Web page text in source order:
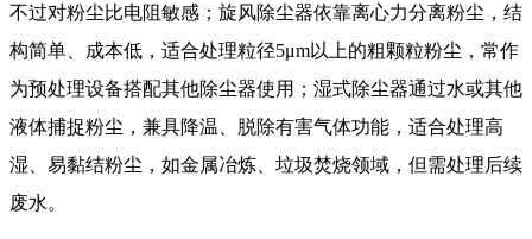
不过对粉尘比电阻敏感；旋风除尘器依靠离心力分离粉尘，结
构简单、成本低，适合处理粒径5μm以上的粗颗粒粉尘，常作
为预处理设备搭配其他除尘器使用；湿式除尘器通过水或其他
液体捕捉粉尘，兼具降温、脱除有害气体功能，适合处理高
湿、易黏结粉尘，如金属冶炼、垃圾焚烧领域，但需处理后续
废水。